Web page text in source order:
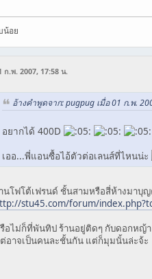
น้อย
ก.พ. 2007, 17:58 น.
อ้างคำพูดจาก: pugpug เมื่อ 01 ก.พ.
อยากได้ 400D
เออ...พี่แอนซื้อไอ้ตัวต่อเลนส์ที่ไหนน่ะ
นโฟโต้เฟรนด์ ชั้นสามหรือสี่ห้างมาบุญ
stu45.com/forum/
อไม่ก็ที่พันทิป ร้านอยู่ติดๆ กับดอกหญ้า
อาจเป็นคนละชั้นกัน แต่ก็มุมนั้นล่ะจ้ะ